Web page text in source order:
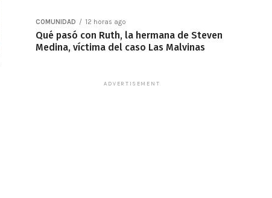
COMUNIDAD 12 horas ago
Qué pasó con Ruth, la hermana de Steven
Medina, víctima del caso Las Malvinas
ADVERTISEMENT